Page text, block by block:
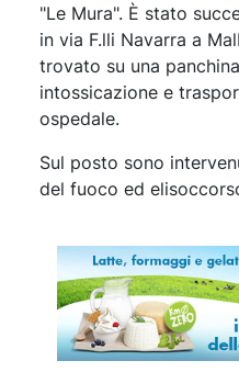
"Le Mura". È stato
in via F.lli Navarra a
trovato su una
intossicazione e
ospedale.
Sul posto sono
del fuoco ed